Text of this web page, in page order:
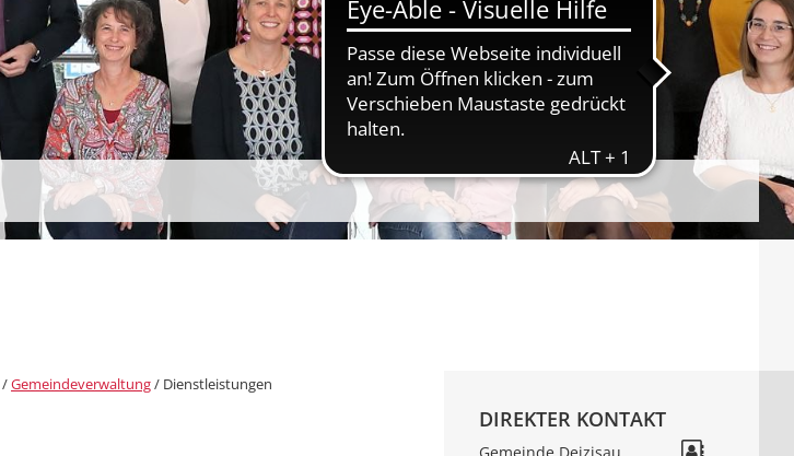
/Gemeindeverwaltung/ Dienstleistungen
DIREKTER KONTAKT